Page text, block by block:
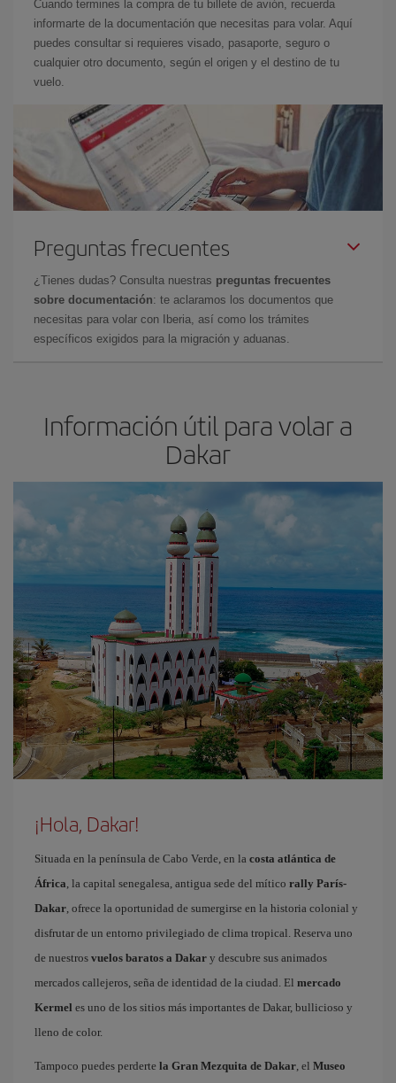
Cuando termines la compra de tu billete de avión, recuerda
informarte de la documentación que necesitas para volar. Aquí
puedes consultar si requieres visado, pasaporte, seguro o
cualquier otro documento, según el origen y el destino de tu
vuelo.
Preguntas frecuentes
¿Tienes dudas? Consulta nuestras preguntas frecuentes
sobre documentación: te aclaramos los documentos que
necesitas para volar con Iberia, así como los trámites
específicos exigidos para la migración y aduanas.
Información útil para volar a
Dakar
¡Hola, Dakar!
Situada en la península de Cabo Verde, en la costa atlántica de
África, la capital senegalesa, antigua sede del mítico rally París-
Dakar, ofrece la oportunidad de sumergirse en la historia colonial y
disfrutar de un entorno privilegiado de clima tropical. Reserva uno
de nuestros vuelos baratos a Dakar y descubre sus animados
mercados callejeros, seña de identidad de la ciudad. El mercado
Kermel es uno de los sitios más importantes de Dakar, bullicioso y
lleno de color.
Tampoco puedes perderte la Gran Mezquita de Dakar, el Museo